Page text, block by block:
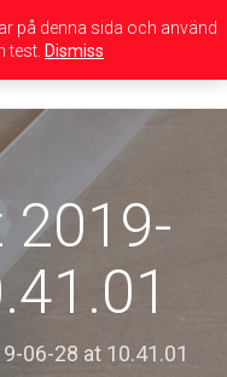
2019-
06-28 at 10.41.01
på denna sida och använd
test. Dismiss